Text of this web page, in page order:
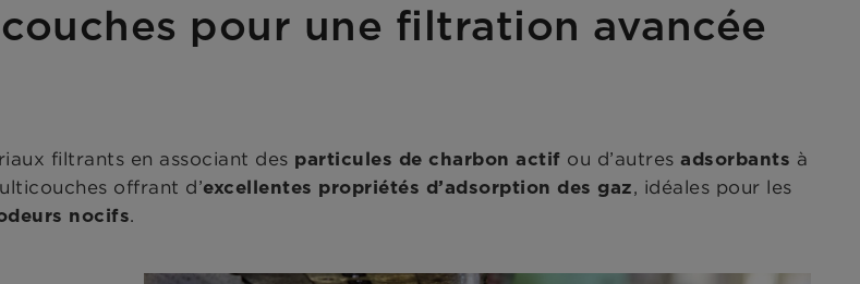
pour une filtration avancée
filtrants en associant des particules de charbon actif ou d’autres adsorbants à
offrant d’excellentes propriétés d’adsorption des gaz, idéales pour les
nocifs.